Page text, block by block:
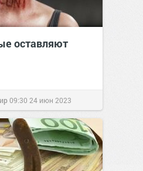
оставляют
09:30 24 июн 2023